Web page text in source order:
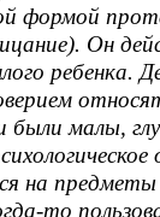
формой
Он
ребенка.
были малы,
на
то